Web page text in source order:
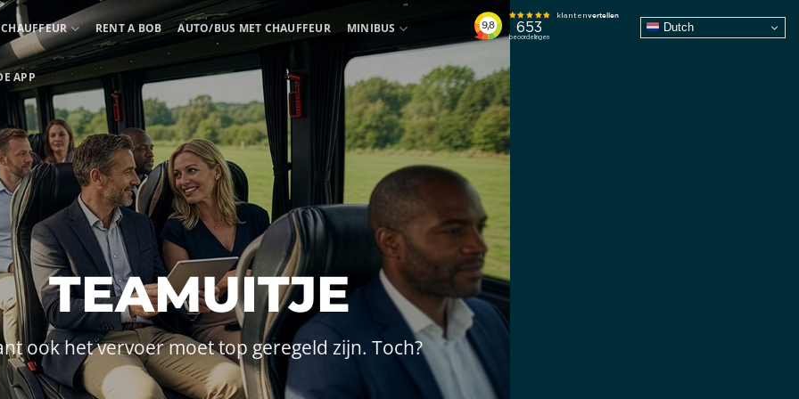
RENT A BOB AUTO/BUS MET CHAUFFEUR MINIBUS
APP
Dutch
TEAMUITJE
ook het vervoer moet top geregeld zijn. Toch?